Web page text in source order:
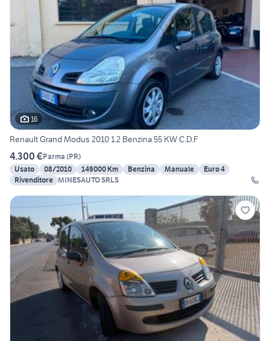
16
Renault Grand Modus 2010 1.2 Benzina 55 KW C.D.F
4.300 €Parma (PR)
Usato
08/2010 149000 Km Benzina Manuale
Euro 4
Rivenditore MINESAUTO SRLS